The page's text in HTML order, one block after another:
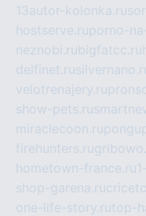
13autor-kolonka.ru
hostserve.ruporno-
neznobi.rubigfatcc.ru
delfinet.ru
velotrenajery.ru
show-pets.ru
miraclecoon.ru
firehunters.ru
hometown-france.ru
shop-garena.ru
one-life-story.rutop-